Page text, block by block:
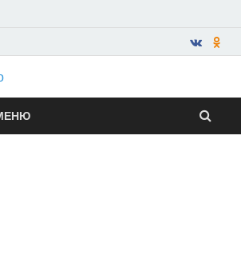
ForPost —
Авто